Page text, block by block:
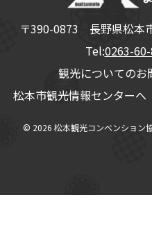
〒390-0873 長野県松本
Tel:0263-
観光についてのお
松本市観光情報センター
© 2026 松本観光コンベンション